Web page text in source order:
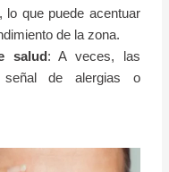
lo que puede acentuar
de la zona.
salud: A veces, las
de alergias o